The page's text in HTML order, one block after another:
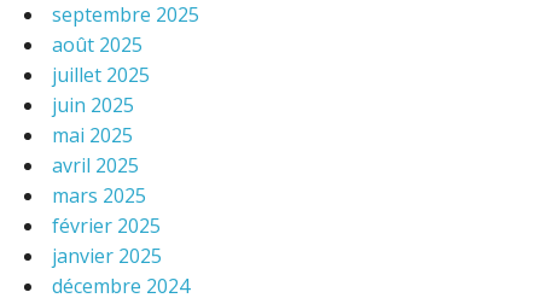
septembre 2025
août 2025
juillet 2025
juin 2025
mai 2025
avril 2025
mars 2025
février 2025
janvier 2025
décembre 2024